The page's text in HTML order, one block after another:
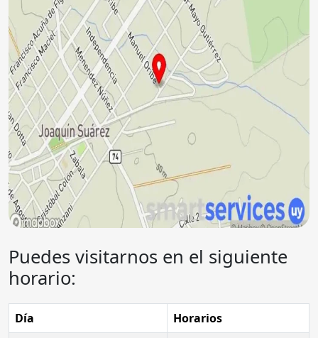
Puedes visitarnos en el siguiente
horario:
Día
Horarios